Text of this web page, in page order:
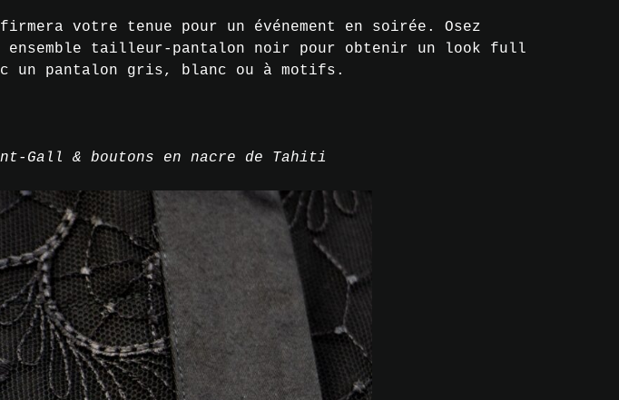
votre tenue pour un événement en soirée. Osez
ensemble tailleur-pantalon noir pour obtenir un look full
un pantalon gris, blanc ou à motifs.
Gall & boutons en nacre de Tahiti